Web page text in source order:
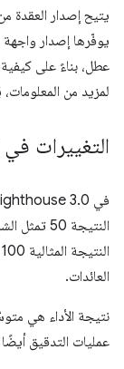
يوفّرها إصدار
لمزيد من
التغييرات في
النتيجة
العائدات.
نتيجة الأداء هي
عمليات التدقيق أيضًا